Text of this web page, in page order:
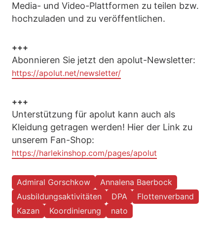
Media- und Video-Plattformen zu teilen bzw.
hochzuladen und zu veröffentlichen.
+++
Abonnieren Sie jetzt den apolut-Newsletter:
https://apolut.net/newsletter/
+++
Unterstützung für apolut kann auch als
Kleidung getragen werden! Hier der Link zu
unserem Fan-Shop:
https://harlekinshop.com/pages/apolut
Admiral Gorschkow
Annalena Baerbock
Ausbildungsaktivitäten
DPA
Flottenverband
Kazan
Koordinierung nato